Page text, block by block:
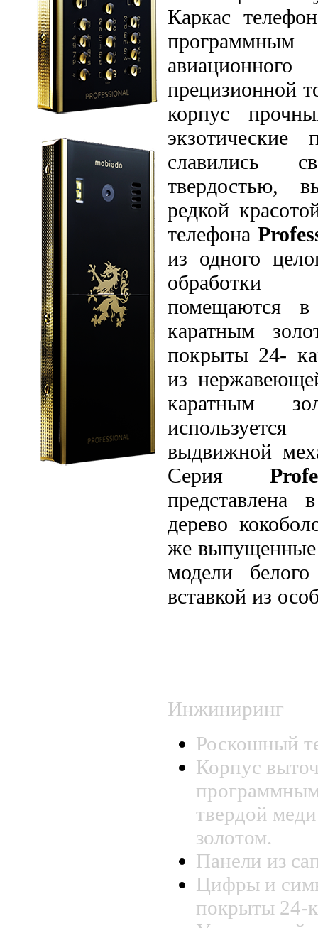
Каркас
прецизионной
корпус
экзотические
славились
твердостью,
редкой
телефона
из одного
обработки
помещаются
каратным
покрыты 24-
из
каратным
выдвижной
Серия
представлена
дерево
же
модели
вставкой из
Инжиниринг
Роскошный
Корпус
твердой
золотом.
Панели из
Цифры и
покрыты 24-